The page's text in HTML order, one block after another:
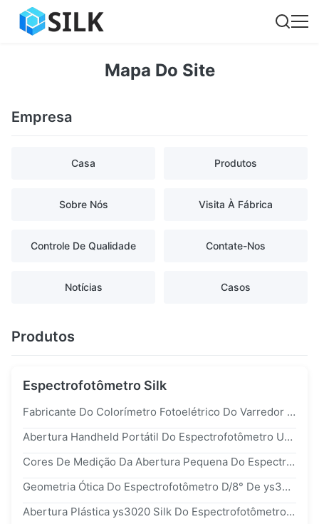
Mapa Do Site
Empresa
Casa Produtos
Sobre Nós Visita À Fábrica
Controle De Qualidade Contate-Nos
Notícias Casos
Produtos
Espectrofotômetro Silk
Fabricante Do Colorímetro Fotoelétrico Do Varredor Da Pintura Do Carro Do Espectrofotômetro Da Cor De st70 Silk
Abertura Handheld Portátil Do Espectrofotômetro Um Da Cor Com Software Do APP
Cores De Medição Da Abertura Pequena Do Espectrofotômetro Da Medida De Cor ys3020 De Alvos Pequenos
Geometria Ótica Do Espectrofotômetro D/8° De ys3020 Silk Com Os Certificados Do CE Do ISO 9001
Abertura Plástica ys3020 Silk Do Espectrofotômetro 1*3mm Da Medida De Cor Da Garrafa Micro